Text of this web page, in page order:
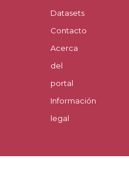
Datasets
Contacto
Acerca
del
portal
Información
legal